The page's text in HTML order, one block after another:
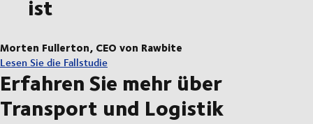
Morten Fullerton, CEO von Rawbite
Lesen Sie die Fallstudie
Erfahren Sie mehr über
Transport und Logistik